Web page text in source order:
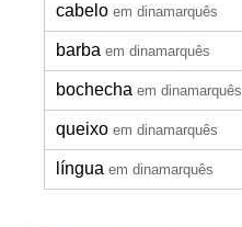
cabelo em dinamarquês
barba em dinamarquês
bochecha em dinamarquês
queixo em dinamarquês
língua em dinamarquês